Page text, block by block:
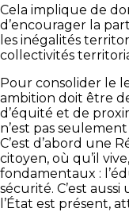
Cela implique de
d’encourager la
les inégalités
collectivités
Pour consolider le
ambition doit être
d’équité et de
n’est pas
C’est d’abord une
citoyen, où qu’il
fondamentaux :
sécurité. C’est
l’État est présent,